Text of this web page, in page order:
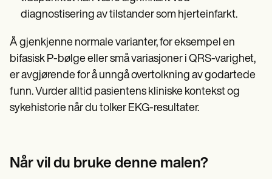
diagnostisering av tilstander som hjerteinfarkt.
Å gjenkjenne normale varianter, for eksempel en
bifasisk P-bølge eller små variasjoner i QRS-varighet,
er avgjørende for å unngå overtolkning av godartede
funn. Vurder alltid pasientens kliniske kontekst og
sykehistorie når du tolker EKG-resultater.
Når vil du bruke denne malen?